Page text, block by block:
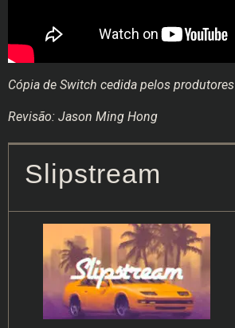
Cópia de Switch cedida pelos produtores
Revisão: Jason Ming Hong
Slipstream